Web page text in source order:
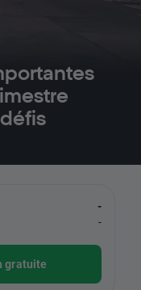
-
-
gratuite